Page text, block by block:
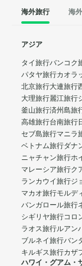
海外旅行 海
アジア
タイ旅行バンコク
パタヤ旅行カオラ
北京旅行大連旅行
大理旅行麗江旅行
釜山旅行済州島旅
高雄旅行台南旅行
セブ島旅行マニラ
ベトナム旅行ダナ
ニャチャン旅行ホ
マレーシア旅行ク
ランカウイ旅行ジ
マカオ旅行モルデ
バンガロール旅行
シギリヤ旅行コロ
ラオス旅行ルアン
ブルネイ旅行バン
キルギス旅行カザ
ハワイ・グアム・